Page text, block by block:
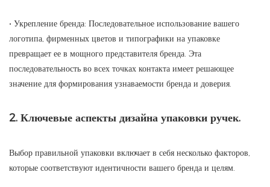
• Укрепление бренда:​ Последовательное использование вашего
логотипа, фирменных цветов и типографики на упаковке
превращает ее в мощного представителя бренда. Эта
последовательность во всех точках контакта имеет решающее
значение для формирования узнаваемости бренда и доверия.
2. Ключевые аспекты дизайна упаковки ручек.
Выбор правильной упаковки включает в себя несколько факторов,
которые соответствуют идентичности вашего бренда и целям.